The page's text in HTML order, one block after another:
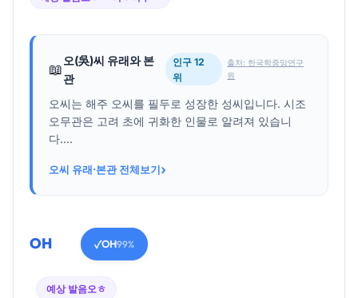
📖
오(吳)씨 유래와 본
관
인구 12
위
출처: 한국학중앙연구
원
오씨는 해주 오씨를 필두로 성장한 성씨입니다. 시조
오무관은 고려 초에 귀화한 인물로 알려져 있습니
다....
오씨 유래·본관 전체보기›
OH ✓OH99%
예상 발음오ㅎ